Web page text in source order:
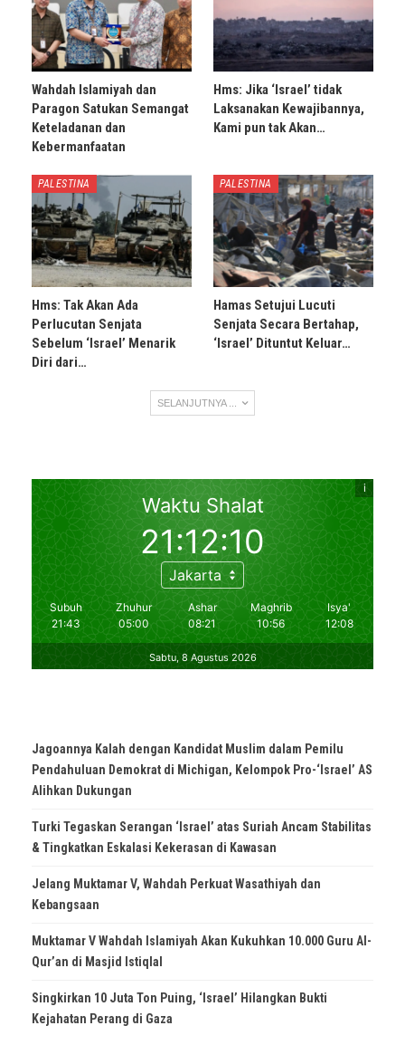
Wahdah Islamiyah dan
Paragon Satukan Semangat
Keteladanan dan
Kebermanfaatan
Hms: Jika ‘Israel’ tidak
Laksanakan Kewajibannya,
Kami pun tak Akan…
PALESTINA
Hms: Tak Akan Ada
Perlucutan Senjata
Sebelum ‘Israel’ Menarik
Diri dari…
PALESTINA
Hamas Setujui Lucuti
Senjata Secara Bertahap,
‘Israel’ Dituntut Keluar…
SELANJUTNYA ...
Jagoannya Kalah dengan Kandidat Muslim dalam Pemilu
Pendahuluan Demokrat di Michigan, Kelompok Pro-‘Israel’ AS
Alihkan Dukungan
Turki Tegaskan Serangan ‘Israel’ atas Suriah Ancam Stabilitas
& Tingkatkan Eskalasi Kekerasan di Kawasan
Jelang Muktamar V, Wahdah Perkuat Wasathiyah dan
Kebangsaan
Muktamar V Wahdah Islamiyah Akan Kukuhkan 10.000 Guru Al-
Qur’an di Masjid Istiqlal
Singkirkan 10 Juta Ton Puing, ‘Israel’ Hilangkan Bukti
Kejahatan Perang di Gaza